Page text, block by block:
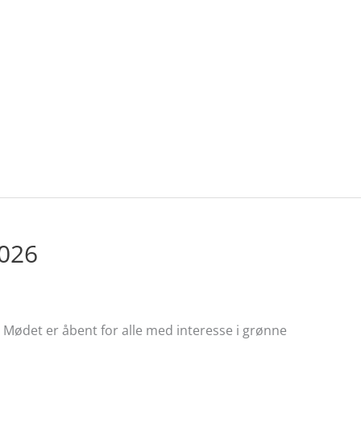
er åbent for alle med interesse i grønne